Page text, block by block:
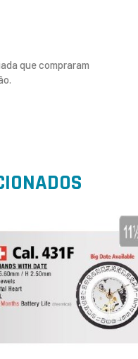
que compraram